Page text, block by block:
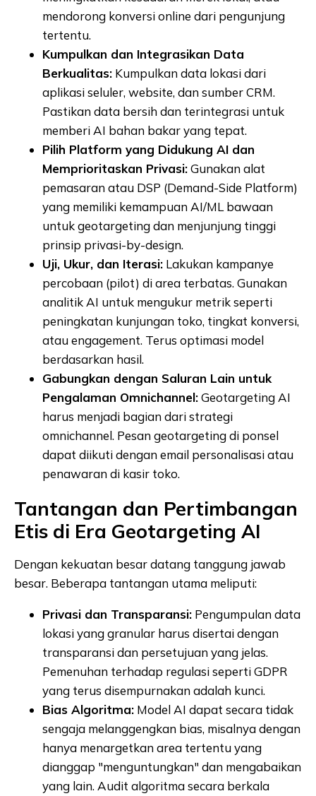
mendorong konversi online dari pengunjung
tertentu.
Kumpulkan dan Integrasikan Data
Berkualitas: Kumpulkan data lokasi dari
aplikasi seluler, website, dan sumber CRM.
Pastikan data bersih dan terintegrasi untuk
memberi AI bahan bakar yang tepat.
Pilih Platform yang Didukung AI dan
Memprioritaskan Privasi:Gunakan alat
pemasaran atau DSP (Demand-Side Platform)
yang memiliki kemampuan AI/ML bawaan
untuk geotargeting dan menjunjung tinggi
prinsip privasi-by-design.
Uji, Ukur, dan Iterasi: Lakukan kampanye
percobaan (pilot) di area terbatas. Gunakan
analitik AI untuk mengukur metrik seperti
peningkatan kunjungan toko, tingkat konversi,
atau engagement. Terus optimasi model
berdasarkan hasil.
Gabungkan dengan Saluran Lain untuk
Pengalaman Omnichannel:Geotargeting AI
harus menjadi bagian dari strategi
omnichannel. Pesan geotargeting di ponsel
dapat diikuti dengan email personalisasi atau
penawaran di kasir toko.
Tantangan dan Pertimbangan
Etis di Era Geotargeting AI
Dengan kekuatan besar datang tanggung jawab
besar. Beberapa tantangan utama meliputi:
Privasi dan Transparansi: Pengumpulan data
lokasi yang granular harus disertai dengan
transparansi dan persetujuan yang jelas.
Pemenuhan terhadap regulasi seperti GDPR
yang terus disempurnakan adalah kunci.
Bias Algoritma: Model AI dapat secara tidak
sengaja melanggengkan bias, misalnya dengan
hanya menargetkan area tertentu yang
dianggap "menguntungkan" dan mengabaikan
yang lain. Audit algoritma secara berkala